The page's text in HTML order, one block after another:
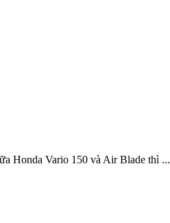
Honda Vario 150 và Air Blade thì ...